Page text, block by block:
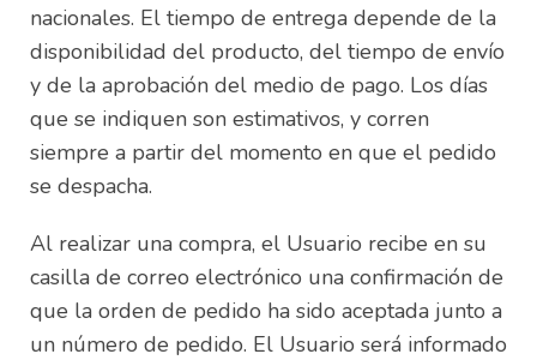
nacionales. El tiempo de entrega depende de la
disponibilidad del producto, del tiempo de envío
y de la aprobación del medio de pago. Los días
que se indiquen son estimativos, y corren
siempre a partir del momento en que el pedido
se despacha.
Al realizar una compra, el Usuario recibe en su
casilla de correo electrónico una confirmación de
que la orden de pedido ha sido aceptada junto a
un número de pedido. El Usuario será informado